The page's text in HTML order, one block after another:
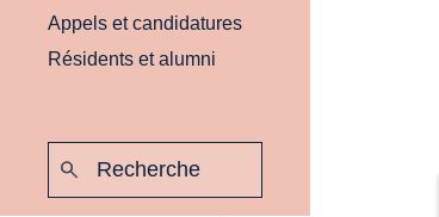
Appels et candidatures
Résidents et alumni